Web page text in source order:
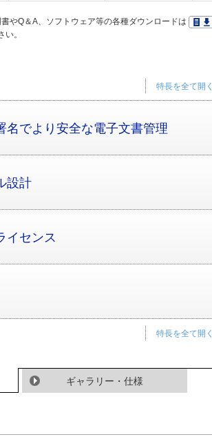
やQ＆A、ソフトウェア等の各種ダウンロードは
。
特長を全て開く
名でより安全な電子文書管理
設計
イセンス
特長を全て開く
ギャラリー・仕様